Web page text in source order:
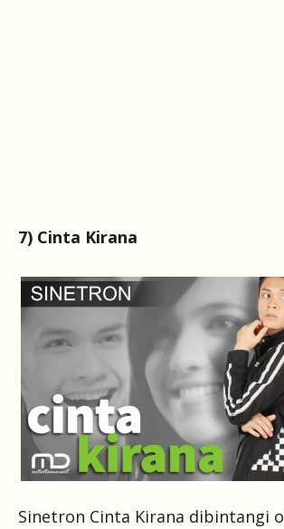
7) Cinta Kirana
Sinetron Cinta Kirana dibintangi